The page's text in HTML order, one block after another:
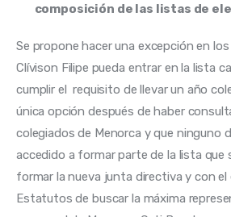
composición de las listas de
Se propone hacer una excepción en
Clívison Filipe pueda entrar en la lista
cumplir el  requisito de llevar un año
única opción después de haber
colegiados de Menorca y que ninguno
accedido a formar parte de la lista que
formar la nueva junta directiva y con el
Estatutos de buscar la máxima